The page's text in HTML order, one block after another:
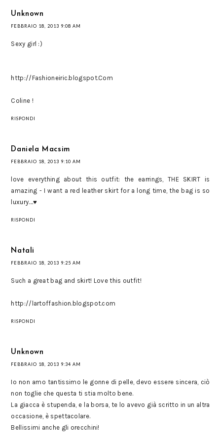
Unknown
FEBBRAIO 18, 2013 9:08 AM
Sexy girl :)
http://Fashioneiric.blogspot.Com
Coline !
RISPONDI
Daniela Macsim
FEBBRAIO 18, 2013 9:10 AM
love everything about this outfit: the earrings, THE SKIRT is
amazing - I want a red leather skirt for a long time, the bag is so
luxury....♥
RISPONDI
Natali
FEBBRAIO 18, 2013 9:25 AM
Such a great bag and skirt! Love this outfit!
http://lartoffashion.blogspot.com
RISPONDI
Unknown
FEBBRAIO 18, 2013 9:34 AM
Io non amo tantissimo le gonne di pelle, devo essere sincera, ciò
non toglie che questa ti stia molto bene.
La giacca è stupenda, e la borsa, te lo avevo già scritto in un altra
occasione, è spettacolare.
Bellissimi anche gli orecchini!